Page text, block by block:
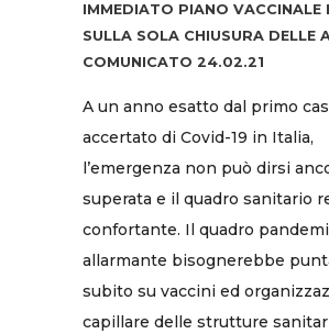
IMMEDIATO PIANO VACCINALE
SULLA SOLA CHIUSURA DELLE
COMUNICATO 24.02.21
A un anno esatto dal primo
accertato di Covid-19 in Italia,
l’emergenza non può dirsi
superata e il quadro sanitario
confortante. Il quadro
allarmante bisognerebbe
subito su vaccini ed
capillare delle strutture